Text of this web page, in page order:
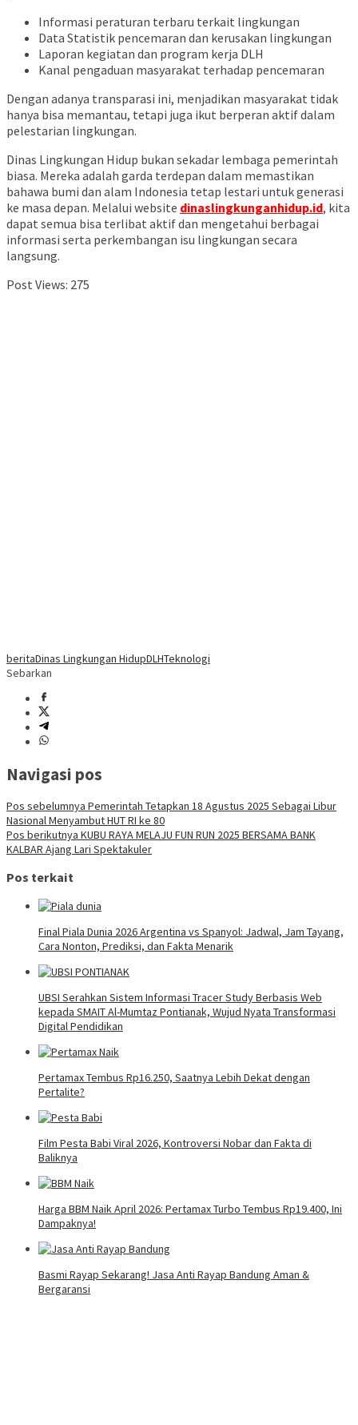
Informasi peraturan terbaru terkait lingkungan
Data Statistik pencemaran dan kerusakan lingkungan
Laporan kegiatan dan program kerja DLH
Kanal pengaduan masyarakat terhadap pencemaran
Dengan adanya transparasi ini, menjadikan masyarakat tidak
hanya bisa memantau, tetapi juga ikut berperan aktif dalam
pelestarian lingkungan.
Dinas Lingkungan Hidup bukan sekadar lembaga pemerintah
biasa. Mereka adalah garda terdepan dalam memastikan
bahawa bumi dan alam Indonesia tetap lestari untuk generasi
ke masa depan. Melalui website dinaslingkunganhidup.id, kita
dapat semua bisa terlibat aktif dan mengetahui berbagai
informasi serta perkembangan isu lingkungan secara
langsung.
Post Views: 275
beritaDinas Lingkungan HidupDLHTeknologi
Sebarkan
Navigasi pos
Pos sebelumnya Pemerintah Tetapkan 18 Agustus 2025 Sebagai Libur
Nasional Menyambut HUT RI ke 80
Pos berikutnya KUBU RAYA MELAJU FUN RUN 2025 BERSAMA BANK
KALBAR Ajang Lari Spektakuler
Pos terkait
Final Piala Dunia 2026 Argentina vs Spanyol: Jadwal, Jam Tayang,
Cara Nonton, Prediksi, dan Fakta Menarik
UBSI Serahkan Sistem Informasi Tracer Study Berbasis Web
kepada SMAIT Al-Mumtaz Pontianak, Wujud Nyata Transformasi
Digital Pendidikan
Pertamax Tembus Rp16.250, Saatnya Lebih Dekat dengan
Pertalite?
Film Pesta Babi Viral 2026, Kontroversi Nobar dan Fakta di
Baliknya
Harga BBM Naik April 2026: Pertamax Turbo Tembus Rp19.400, Ini
Dampaknya!
Basmi Rayap Sekarang! Jasa Anti Rayap Bandung Aman &
Bergaransi